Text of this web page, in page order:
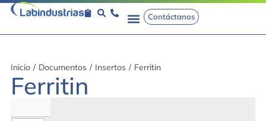
Contáctanos
Inicio / Documentos / Insertos / Ferritin
Ferritin